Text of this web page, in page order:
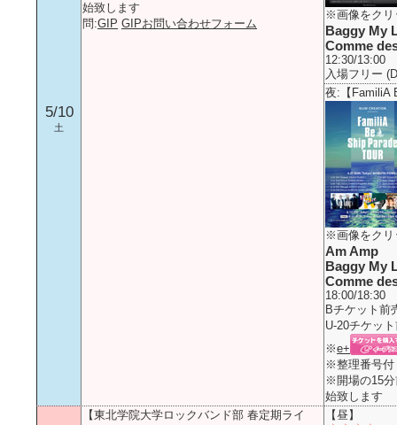
5/10
土
始致します
問:GIP GIPお問い合わせフォーム
※画像をクリ
Baggy My
Comme
12:30/13:00
入場フリー
夜:【FamiliA
※画像をクリ
Am Amp
Baggy My
Comme
18:00/18:30
Bチケット前
U-20チケッ
※e+
※整理番号付
※開場の15分
始致します
【東北学院大学ロックバンド部 春定期ライ
【昼】